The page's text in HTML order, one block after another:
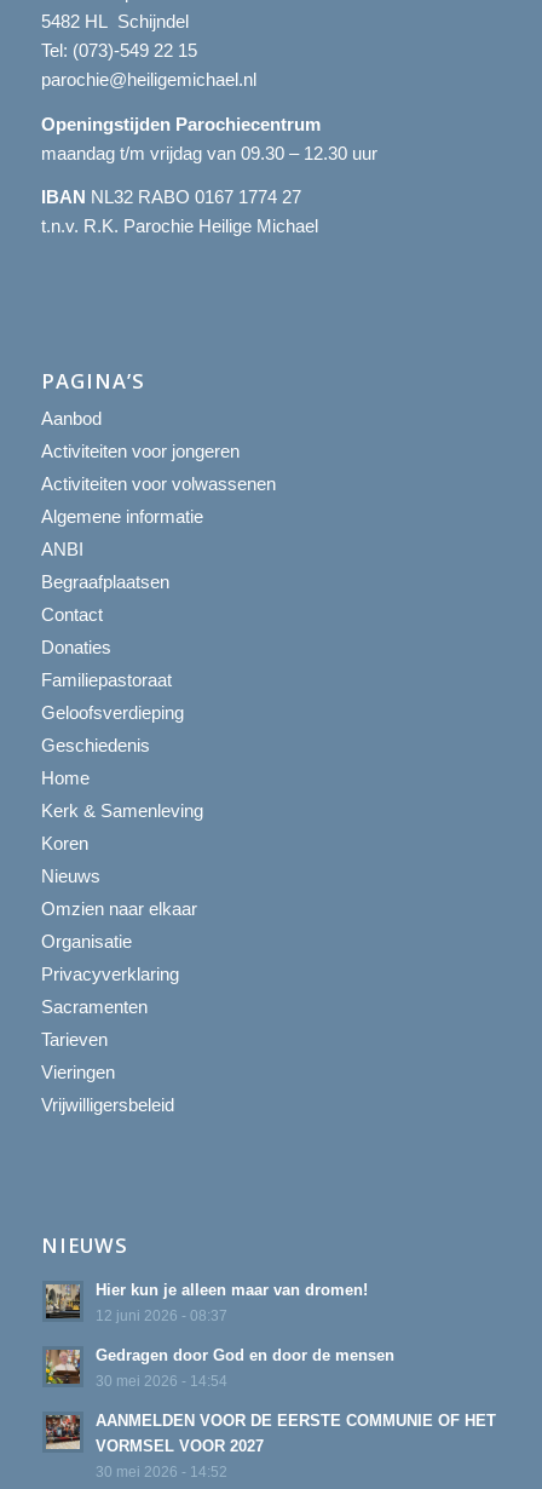
5482 HL Schijndel
Tel: (073)-549 22 15
parochie@heiligemichael.nl
Openingstijden Parochiecentrum
maandag t/m vrijdag van 09.30 – 12.30 uur
IBAN NL32 RABO 0167 1774 27
t.n.v. R.K. Parochie Heilige Michael
PAGINA’S
Aanbod
Activiteiten voor jongeren
Activiteiten voor volwassenen
Algemene informatie
ANBI
Begraafplaatsen
Contact
Donaties
Familiepastoraat
Geloofsverdieping
Geschiedenis
Home
Kerk & Samenleving
Koren
Nieuws
Omzien naar elkaar
Organisatie
Privacyverklaring
Sacramenten
Tarieven
Vieringen
Vrijwilligersbeleid
NIEUWS
Hier kun je alleen maar van dromen!
12 juni 2026 - 08:37
Gedragen door God en door de mensen
30 mei 2026 - 14:54
AANMELDEN VOOR DE EERSTE COMMUNIE OF HET
VORMSEL VOOR 2027
30 mei 2026 - 14:52